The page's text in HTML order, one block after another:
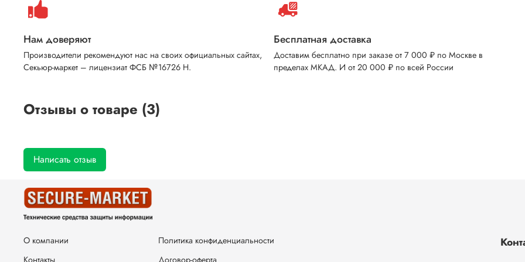
Нам доверяют
Производители рекомендуют нас на своих официальных сайтах,
Секьюр-маркет – лицензиат ФСБ №16726 Н.
Бесплатная доставка
Доставим бесплатно при заказе от 7 000 ₽ по Москве в
пределах МКАД. И от 20 000 ₽ по всей России
Отзывы о товаре (3)
Написать отзыв
О компании
Контакты
Политика конфиденциальности
Договор-оферта